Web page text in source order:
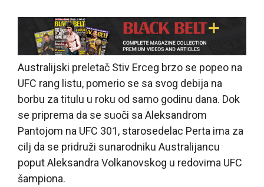
Australijski preletač Stiv Erceg brzo se popeo na
UFC rang listu, pomerio se sa svog debija na
borbu za titulu u roku od samo godinu dana. Dok
se priprema da se suoči sa Aleksandrom
Pantojom na UFC 301, starosedelac Perta ima za
cilj da se pridruži sunarodniku Australijancu
poput Aleksandra Volkanovskog u redovima UFC
šampiona.